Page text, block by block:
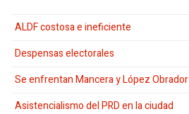
ALDF costosa e ineficiente
Despensas electorales
Se enfrentan Mancera y López Obrador
Asistencialismo del PRD en la ciudad